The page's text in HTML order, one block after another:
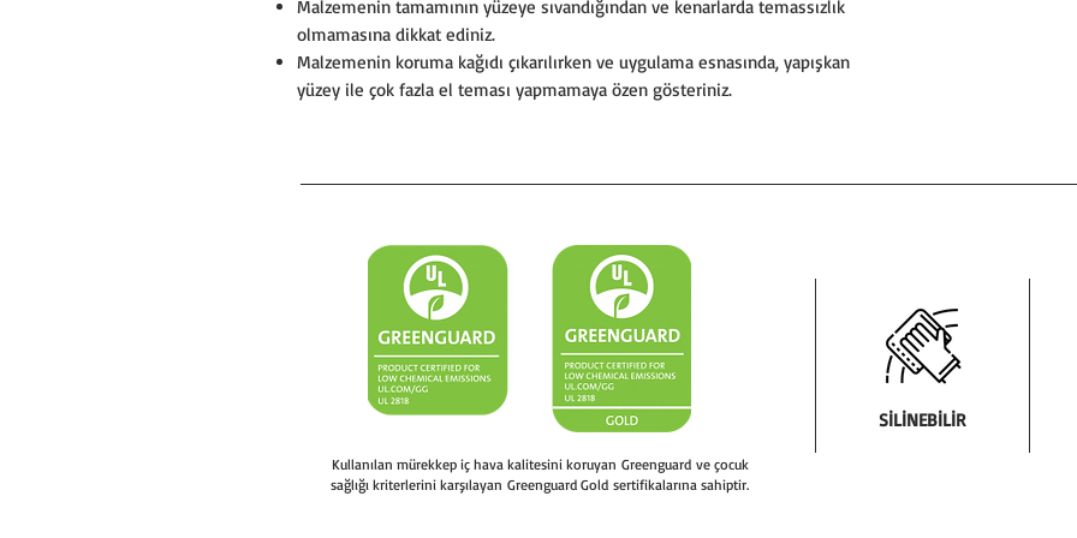
Malzemenin tamamının yüzeye sıvandığından ve kenarlarda temassızlık
olmamasına dikkat ediniz.
Malzemenin koruma kağıdı çıkarılırken ve uygulama esnasında, yapışkan
yüzey ile çok fazla el teması yapmamaya özen gösteriniz.
SİLİNEBİLİR
Kullanılan mürekkep iç hava kalitesini koruyan Greenguard ve çocuk
sağlığı kriterlerini karşılayan Greenguard Gold sertifikalarına sahiptir.